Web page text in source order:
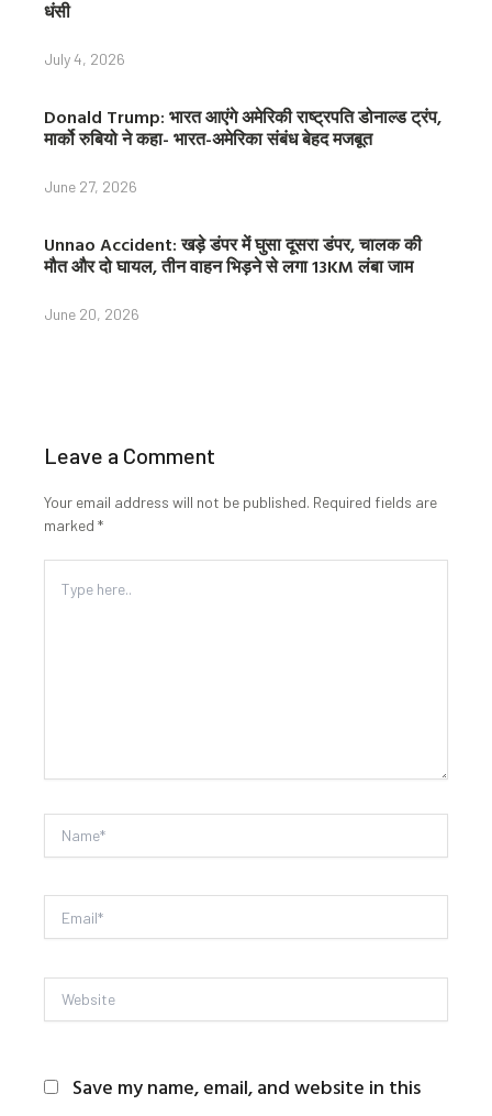
धंसी
July 4, 2026
Donald Trump: भारत आएंगे अमेरिकी राष्ट्रपति डोनाल्ड ट्रंप,
मार्को रुबियो ने कहा- भारत-अमेरिका संबंध बेहद मजबूत
June 27, 2026
Unnao Accident: खड़े डंपर में घुसा दूसरा डंपर, चालक की
मौत और दो घायल, तीन वाहन भिड़ने से लगा 13KM लंबा जाम
June 20, 2026
Leave a Comment
Your email address will not be published. Required fields are
marked *
Type
Name*
Email*
Website
Save my name, email, and website in this